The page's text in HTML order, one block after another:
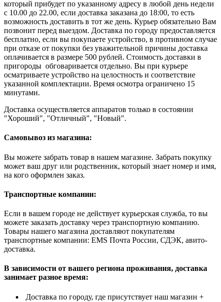
который прибудет по указанному адресу в любой день недели
с 10.00 до 22.00, если доставка заказана до 18:00, то есть
возможность доставить в тот же день. Курьер обязательно Вам
позвонит перед выездом. Доставка по городу предоставляется
бесплатно, если вы покупаете устройство, в противном случае
при отказе от покупки без уважительной причины доставка
оплачивается в размере 500 рублей. Стоимость доставки в
пригороды обговаривается отдельно. Вы при курьере
осматриваете устройство на целостность и соответствие
указанной комплектации. Время осмотра ограничено 15
минутами.
Доставка осуществляется аппаратов только в состоянии
"Хороший", "Отличный", "Новый".
Самовывоз из магазина:
Вы можете забрать товар в нашем магазине. Забрать покупку
может ваш друг или родственник, который знает номер и имя,
на кого оформлен заказ.
Транспортные компании:
Если в вашем городе не действует курьерская служба, то вы
можете заказать доставку через транспортную компанию.
Товары нашего магазина доставляют покупателям
транспортные компании: EMS Почта России, СДЭК, авито-
доставка.
В зависимости от вашего региона проживания, доставка
занимает разное время:
Доставка по городу, где присутствует наш магазин +